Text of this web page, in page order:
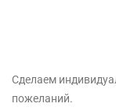
Сделаем
пожеланий.